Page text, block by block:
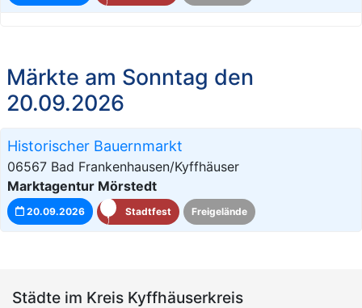
Märkte am Sonntag den
20.09.2026
Historischer Bauernmarkt
06567 Bad Frankenhausen/Kyffhäuser
Marktagentur Mörstedt
20.09.2026 Stadtfest Freigelände
Städte im Kreis Kyffhäuserkreis